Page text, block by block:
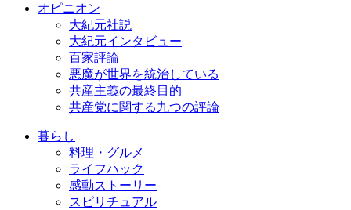
オピニオン
大紀元社説
大紀元インタビュー
百家評論
悪魔が世界を統治している
共産主義の最終目的
共産党に関する九つの評論
暮らし
料理・グルメ
ライフハック
感動ストーリー
スピリチュアル